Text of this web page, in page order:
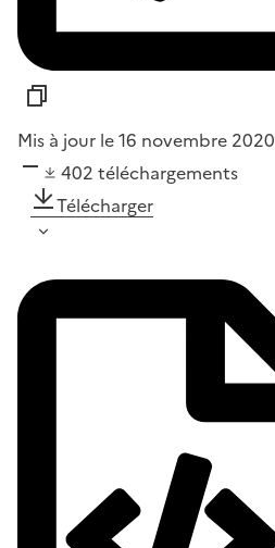
Mis à jour le 16 novembre 2020
402 téléchargements
Télécharger